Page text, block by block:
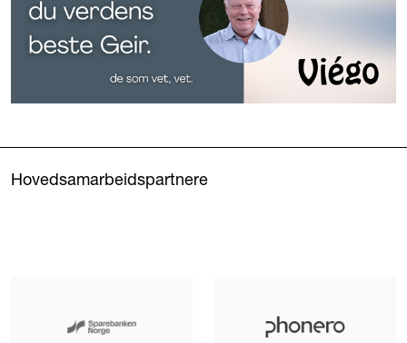
Hovedsamarbeidspartnere